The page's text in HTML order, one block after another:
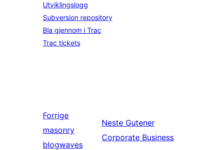
Utviklingslogg
Subversion repository
Bla gjennom i Trac
Trac tickets
Forrige
masonry
blogwaves
Neste Gutener
Corporate Business